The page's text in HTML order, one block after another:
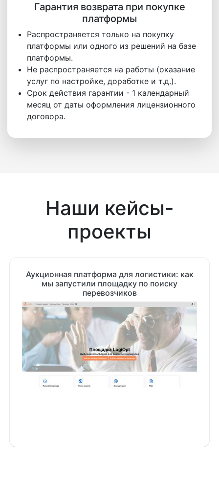
Гарантия возврата при покупке
платформы
Распространяется только на покупку
платформы или одного из решений на базе
платформы.
Не распространяется на работы (оказание
услуг по настройке, доработке и т.д.).
Срок действия гарантии - 1 календарный
месяц от даты оформления лицензионного
договора.
Наши кейсы-
проекты
Аукционная платформа для логистики: как
мы запустили площадку по поиску
перевозчиков